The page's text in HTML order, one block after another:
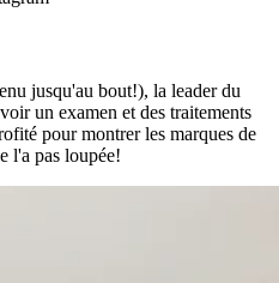
jusqu'au bout!), la leader du
un examen et des traitements
pour montrer les marques de
l'a pas loupée!